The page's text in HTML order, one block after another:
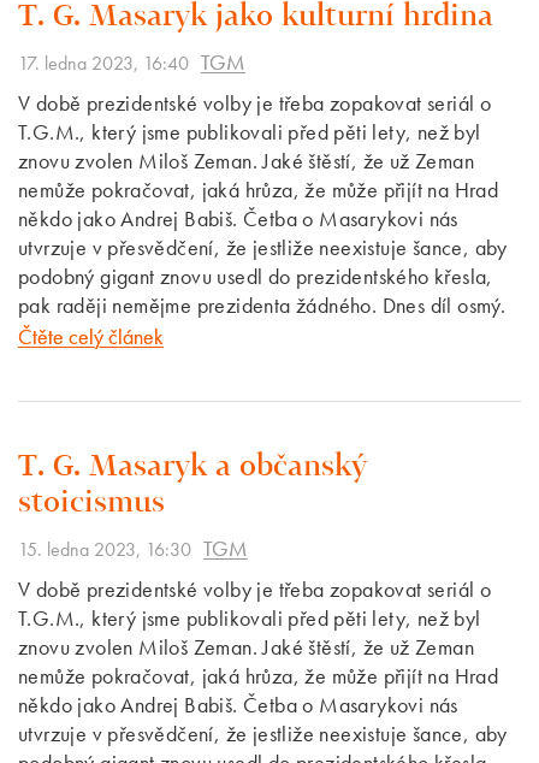
T. G. Masaryk jako kulturní hrdina
17. ledna 2023, 16:40 TGM
V době prezidentské volby je třeba zopakovat seriál o
T.G.M., který jsme publikovali před pěti lety, než byl
znovu zvolen Miloš Zeman. Jaké štěstí, že už Zeman
nemůže pokračovat, jaká hrůza, že může přijít na Hrad
někdo jako Andrej Babiš. Četba o Masarykovi nás
utvrzuje v přesvědčení, že jestliže neexistuje šance, aby
podobný gigant znovu usedl do prezidentského křesla,
pak raději nemějme prezidenta žádného. Dnes díl osmý.
Čtěte celý článek
T. G. Masaryk a občanský
stoicismus
15. ledna 2023, 16:30 TGM
V době prezidentské volby je třeba zopakovat seriál o
T.G.M., který jsme publikovali před pěti lety, než byl
znovu zvolen Miloš Zeman. Jaké štěstí, že už Zeman
nemůže pokračovat, jaká hrůza, že může přijít na Hrad
někdo jako Andrej Babiš. Četba o Masarykovi nás
utvrzuje v přesvědčení, že jestliže neexistuje šance, aby